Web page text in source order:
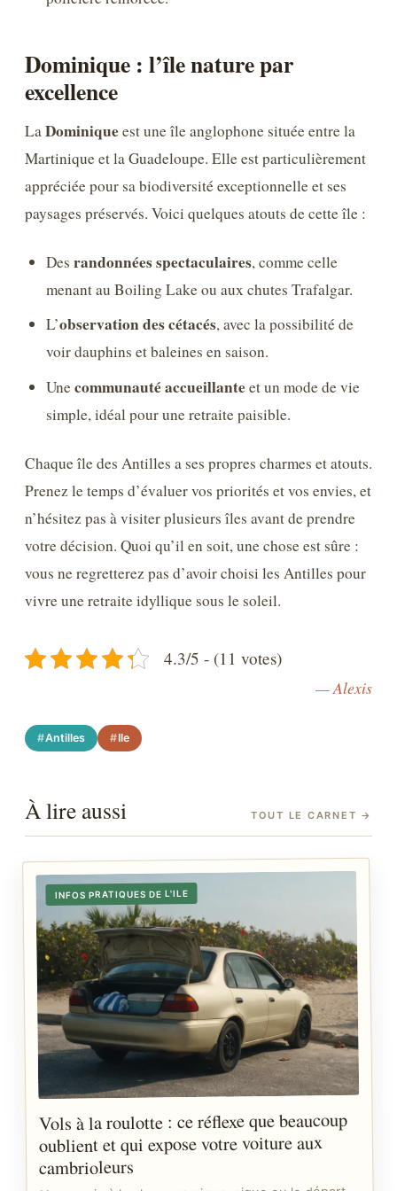
Dominique : l’île nature par
excellence
La Dominiqueest une île anglophone située entre la
Martinique et la Guadeloupe. Elle est particulièrement
appréciée pour sa biodiversité exceptionnelle et ses
paysages préservés. Voici quelques atouts de cette île :
Desrandonnées spectaculaires, comme celle
menant au Boiling Lake ou aux chutes Trafalgar.
L’observation des cétacés, avec la possibilité de
voir dauphins et baleines en saison.
Unecommunauté accueillanteet un mode de vie
simple, idéal pour une retraite paisible.
Chaque île des Antilles a ses propres charmes et atouts.
Prenez le temps d’évaluer vos priorités et vos envies, et
n’hésitez pas à visiter plusieurs îles avant de prendre
votre décision. Quoi qu’il en soit, une chose est sûre :
vous ne regretterez pas d’avoir choisi les Antilles pour
vivre une retraite idyllique sous le soleil.
4.3/5 - (11 votes)
— Alexis
Antilles Ile
À lire aussi TOUT LE CARNET →
INFOS PRATIQUES DE L'ILE
Vols à la roulotte : ce réflexe que beaucoup
oublient et qui expose votre voiture aux
cambrioleurs